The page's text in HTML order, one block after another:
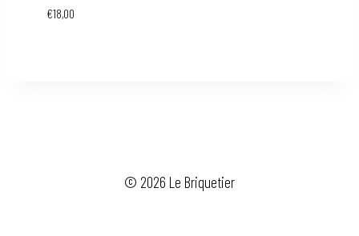
€18,00
© 2026 Le Briquetier